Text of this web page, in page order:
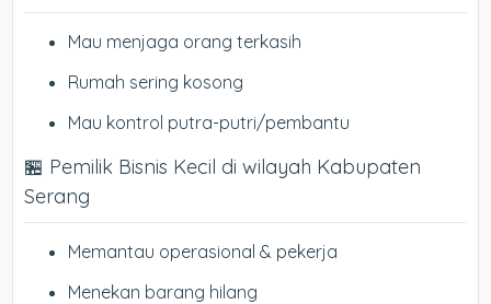
Mau menjaga orang terkasih
Rumah sering kosong
Mau kontrol putra-putri/pembantu
🏪 Pemilik Bisnis Kecil di wilayah Kabupaten
Serang
Memantau operasional & pekerja
Menekan barang hilang